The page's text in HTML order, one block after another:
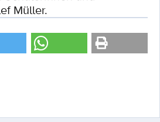
Müller.